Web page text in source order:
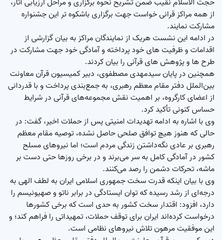
از همه مراکز قرانی خواست جهت برگزاری باشکوه تر این جشنواره
مشارکت نمایند.
در ادامه این نشست هریک از نمایندگان مراکز به بیان گزارشی از
اقدامات و ظرفیت های خود پرداخته و آمادگی خود جهت مشارکت در
طرح ها و پژوهش های قرآنی را بیان کردند.
همچنین در پایان سیدمهدی مصطفوی، دبیر کمیسیون قرآن معاونت
بین‌الملل دفتر مقام معظم رهبری، به جمع‌بندی پرداخت و با قدردانی
از اعضای کارگروه، بر اهمیت نقش مجموعه‌های قرآنی در شرایط
حساس کنونی تأکید کرد.
وی با اشاره به ادامه تهدیدات امنیتی پس از حملات اخیر، گفت: در
حالی که هنوز هیچ توافق صلحی حاصل نشده، توصیه مقام معظم
رهبری بر عادی نگه‌داشتن زندگی مردم است؛ اما نیروهای مسلح
کشور در آمادگی کامل به سر می‌برند و در برخی روزها حتی دست بر
ماشه، تحرکات دشمن را رصد می‌کنند.
وی با بیان اینکه قدرت سخت جمهوری اسلامی ایران به لطف الهی به
درجه‌ای از رشد رسیده که توان ایستادگی در برابر ناتو و صهیونیسم را
دارد، افزود: اقتدار سخت کشور به حدی است که برخی کشورها
درخواست کرده‌اند ایران برای توقف حملات، تمهیداتی را فراهم کند؛ و
این موفقیت مرهون تلاش نیروهای نظامی است.